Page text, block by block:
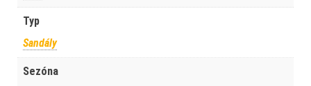
Typ
Sandály
Sezóna